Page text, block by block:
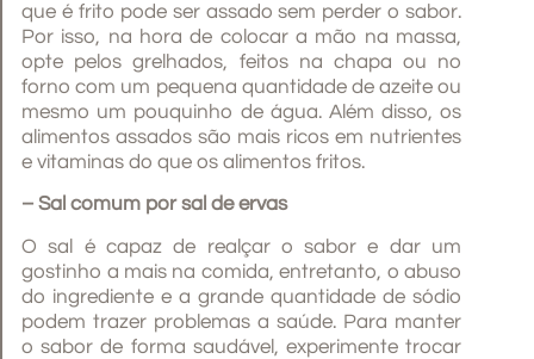
que é frito pode ser assado sem perder o sabor.
Por isso, na hora de colocar a mão na massa,
opte pelos grelhados, feitos na chapa ou no
forno com um pequena quantidade de azeite ou
mesmo um pouquinho de água. Além disso, os
alimentos assados são mais ricos em nutrientes
e vitaminas do que os alimentos fritos.
– Sal comum por sal de ervas
O sal é capaz de realçar o sabor e dar um
gostinho a mais na comida, entretanto, o abuso
do ingrediente e a grande quantidade de sódio
podem trazer problemas a saúde. Para manter
o sabor de forma saudável, experimente trocar